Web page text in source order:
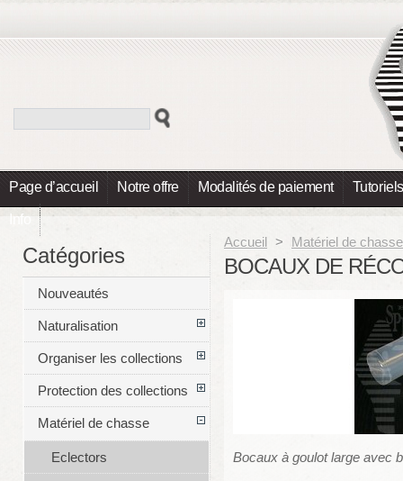
Page d’accueil Notre offre Modalités de paiement Tutoriels
Info
Accueil > Matériel de chasse
BOCAUX DE
Bocaux à goulot large avec
Catégories
Nouveautés
Naturalisation
Organiser les collections
Protection des collections
Matériel de chasse
Eclectors